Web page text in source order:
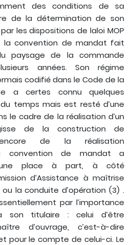
des conditions de sa
de la détermination de son
les dispositions de laloi MOP
, la convention de mandat fait
paysage de la commande
années. Son régime
codifié dans le Code de la
a certes connu quelques
temps mais est resté d’une
le cadre de la réalisation d’un
de la construction de
de la réalisation
convention de mandat a
une place à part, à côté
d’Assistance à maîtrise
ou la conduite d’opération (3) .
par l’importance
son titulaire : celui d’être
d’ouvrage, c’est-à-dire
pour le compte de celui-ci. Le